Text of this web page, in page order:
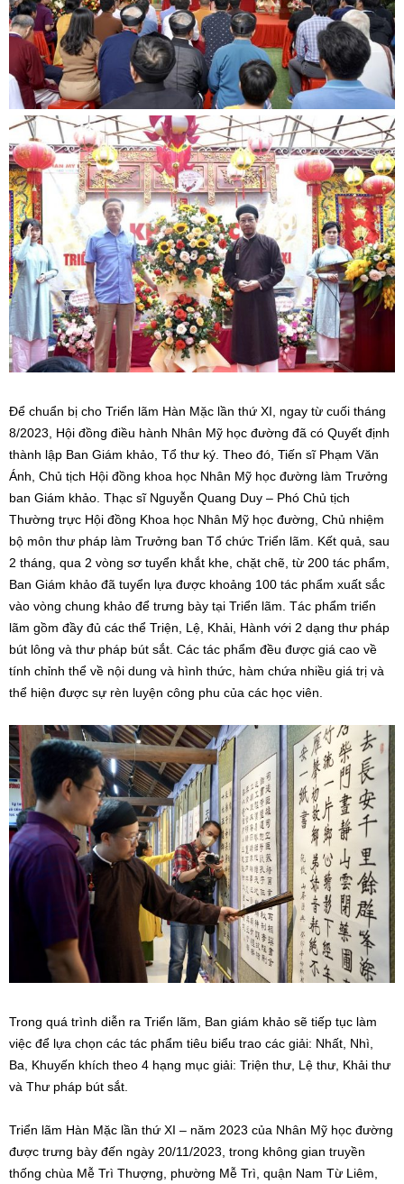
Để chuẩn bị cho Triển lãm Hàn Mặc lần thứ XI, ngay từ cuối tháng
8/2023, Hội đồng điều hành Nhân Mỹ học đường đã có Quyết định
thành lập Ban Giám khảo, Tổ thư ký. Theo đó, Tiến sĩ Phạm Văn
Ánh, Chủ tịch Hội đồng khoa học Nhân Mỹ học đường làm Trưởng
ban Giám khảo. Thạc sĩ Nguyễn Quang Duy – Phó Chủ tịch
Thường trực Hội đồng Khoa học Nhân Mỹ học đường, Chủ nhiệm
bộ môn thư pháp làm Trưởng ban Tổ chức Triển lãm. Kết quả, sau
2 tháng, qua 2 vòng sơ tuyển khắt khe, chặt chẽ, từ 200 tác phẩm,
Ban Giám khảo đã tuyển lựa được khoảng 100 tác phẩm xuất sắc
vào vòng chung khảo để trưng bày tại Triển lãm. Tác phẩm triển
lãm gồm đầy đủ các thể Triện, Lệ, Khải, Hành với 2 dạng thư pháp
bút lông và thư pháp bút sắt. Các tác phẩm đều được giá cao về
tính chỉnh thể về nội dung và hình thức, hàm chứa nhiều giá trị và
thể hiện được sự rèn luyện công phu của các học viên.
Trong quá trình diễn ra Triển lãm, Ban giám khảo sẽ tiếp tục làm
việc để lựa chọn các tác phẩm tiêu biểu trao các giải: Nhất, Nhì,
Ba, Khuyến khích theo 4 hạng mục giải: Triện thư, Lệ thư, Khải thư
và Thư pháp bút sắt.
Triển lãm Hàn Mặc lần thứ XI – năm 2023 của Nhân Mỹ học đường
được trưng bày đến ngày 20/11/2023, trong không gian truyền
thống chùa Mễ Trì Thượng, phường Mễ Trì, quận Nam Từ Liêm,